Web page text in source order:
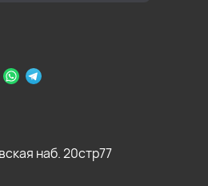
наб. 20стр77